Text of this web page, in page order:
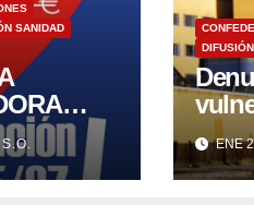
SANIDAD
CAS.
S.O. ENE